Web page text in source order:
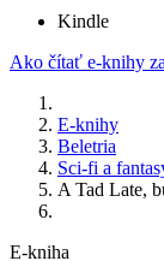
Kindle
Ako čítať e-knihy
E-knihy
Beletria
Sci-fi a
A Tad Late,
E-kniha